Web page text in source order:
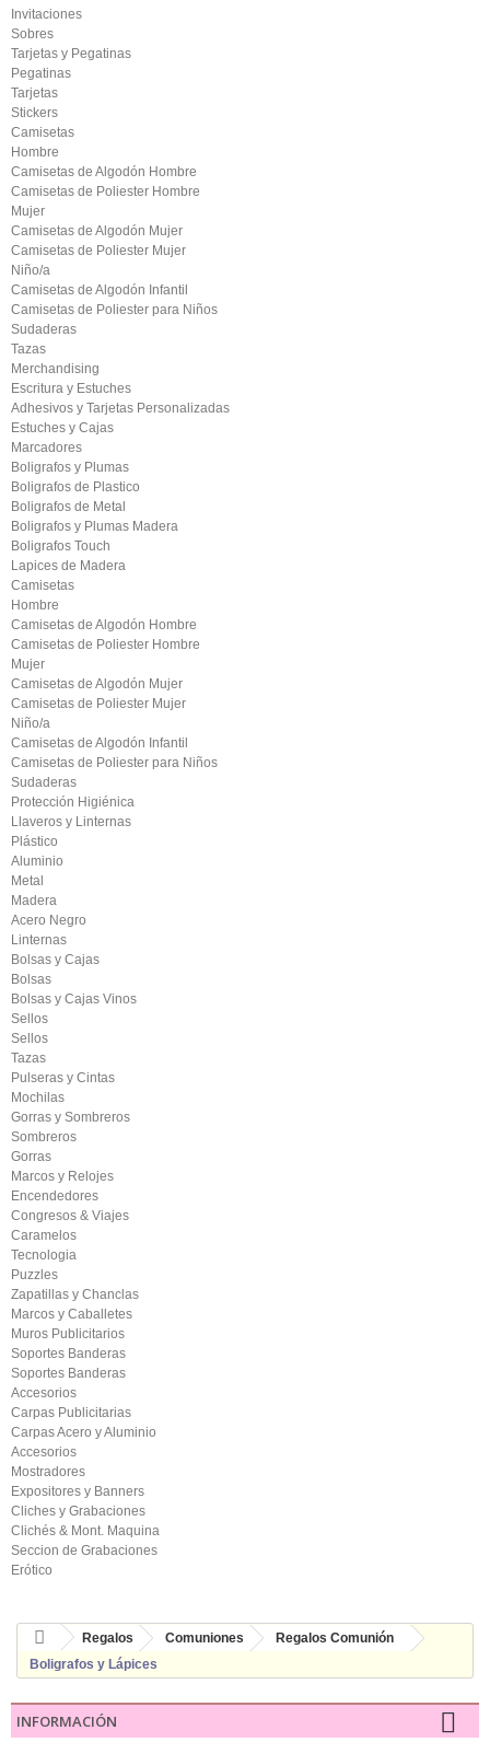
Invitaciones
Sobres
Tarjetas y Pegatinas
Pegatinas
Tarjetas
Stickers
Camisetas
Hombre
Camisetas de Algodón Hombre
Camisetas de Poliester Hombre
Mujer
Camisetas de Algodón Mujer
Camisetas de Poliester Mujer
Niño/a
Camisetas de Algodón Infantil
Camisetas de Poliester para Niños
Sudaderas
Tazas
Merchandising
Escritura y Estuches
Adhesivos y Tarjetas Personalizadas
Estuches y Cajas
Marcadores
Boligrafos y Plumas
Boligrafos de Plastico
Boligrafos de Metal
Boligrafos y Plumas Madera
Boligrafos Touch
Lapices de Madera
Camisetas
Hombre
Camisetas de Algodón Hombre
Camisetas de Poliester Hombre
Mujer
Camisetas de Algodón Mujer
Camisetas de Poliester Mujer
Niño/a
Camisetas de Algodón Infantil
Camisetas de Poliester para Niños
Sudaderas
Protección Higiénica
Llaveros y Linternas
Plástico
Aluminio
Metal
Madera
Acero Negro
Linternas
Bolsas y Cajas
Bolsas
Bolsas y Cajas Vinos
Sellos
Sellos
Tazas
Pulseras y Cintas
Mochilas
Gorras y Sombreros
Sombreros
Gorras
Marcos y Relojes
Encendedores
Congresos & Viajes
Caramelos
Tecnologia
Puzzles
Zapatillas y Chanclas
Marcos y Caballetes
Muros Publicitarios
Soportes Banderas
Soportes Banderas
Accesorios
Carpas Publicitarias
Carpas Acero y Aluminio
Accesorios
Mostradores
Expositores y Banners
Cliches y Grabaciones
Clichés & Mont. Maquina
Seccion de Grabaciones
Erótico
Regalos Comuniones
Regalos Comunión
Boligrafos y Lápices
INFORMACIÓN